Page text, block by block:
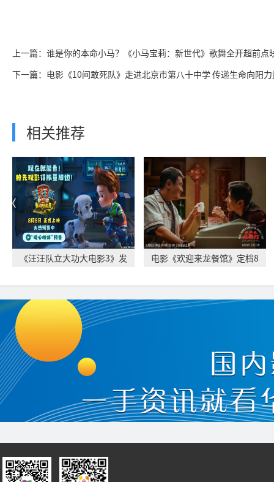
上一篇：谁是你的本命小马？《小马宝莉：新世代》歌舞全开超前点
下一篇：电影《10间敢死队》走进北京市第八十中学 传递生命向阳
相关推荐
《汪汪队立大功大电影3》发
电影《欢迎来龙餐馆》定档8